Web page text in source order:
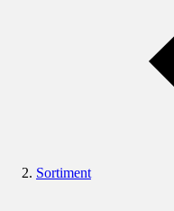
Sortiment